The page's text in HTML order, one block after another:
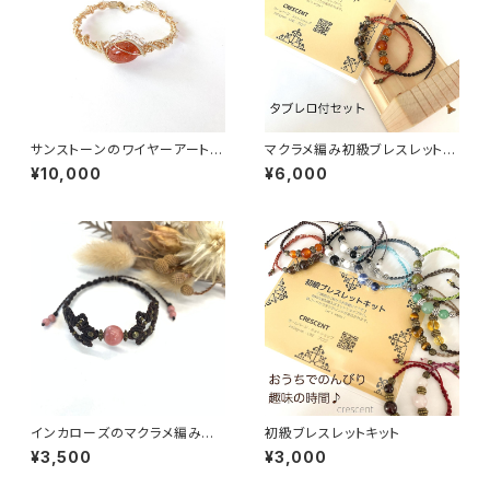
サンストーンのワイヤーアートブ
レスレット
¥10,000
マクラメ編み初級ブレスレットキ
ット（タブレロ付き）
¥6,000
インカローズのマクラメ編みブ
レスレット
¥3,500
初級ブレスレットキット
¥3,000